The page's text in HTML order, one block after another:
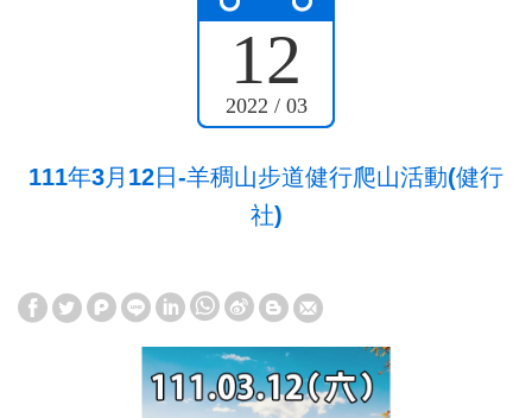
12
2022 / 03
111年3月12日-羊稠山步道健行爬山活動(健行
社)